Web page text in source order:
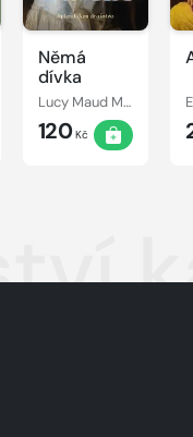
Němá
dívka
Lucy Maud Montgomery
120Kč
SVĚTLÝ/TMAVÝ REŽIM